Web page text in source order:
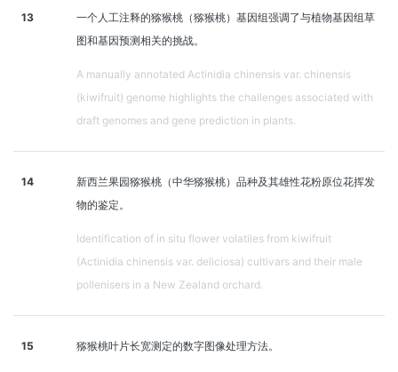
13
一个人工注释的猕猴桃（猕猴桃）基因组强调了与植物基因组草
图和基因预测相关的挑战。
A manually annotated Actinidia chinensis var. chinensis
(kiwifruit) genome highlights the challenges associated with
draft genomes and gene prediction in plants.
14
新西兰果园猕猴桃（中华猕猴桃）品种及其雄性花粉原位花挥发
物的鉴定。
Identification of in situ flower volatiles from kiwifruit
(Actinidia chinensis var. deliciosa) cultivars and their male
pollenisers in a New Zealand orchard.
15 猕猴桃叶片长宽测定的数字图像处理方法。